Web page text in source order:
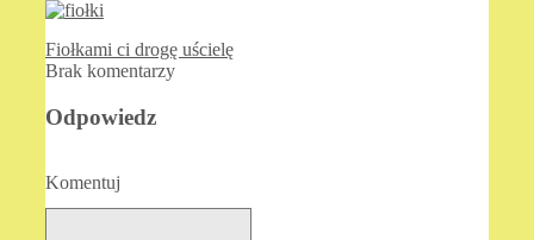
Fiołkami ci drogę uścielę
Brak komentarzy
Odpowiedz
Komentuj